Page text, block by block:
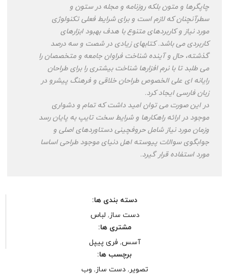
چاپگرها و متون بلکه روزنامه و مجله در ستون و
سطرآنچنان که لازم است و برای شرایط فعلی تکنولوژی
مورد نیاز و کاربردهای متنوع با هدف بهبود ابزارهای
کاربردی می باشد. کتابهای زیادی در شصت و سه درصد
گذشته، حال و آینده شناخت فراوان جامعه و متخصصان را
می طلبد تا با نرم افزارها شناخت بیشتری را برای طراحان
رایانه ای علی الخصوص طراحان خلاقی و فرهنگ پیشرو در
زبان فارسی ایجاد کرد.
در این صورت می توان امید داشت که تمام و دشواری
موجود در ارائه راهکارها و شرایط سخت تایپ به پایان رسد
وزمان مورد نیاز شامل حروفچینی دستاوردهای اصلی و
جوابگوی سوالات پیوسته اهل دنیای موجود طراحی اساسا
مورد استفاده قرار گیرد.
دسته بندی ها:
دست ساز , لباس
مشتری ها:
آسس, فری پیپل
برچسب ها:
تصویر ,دست ساز , وب